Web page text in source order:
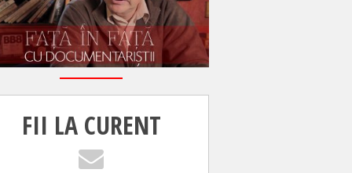
FII LA CURENT